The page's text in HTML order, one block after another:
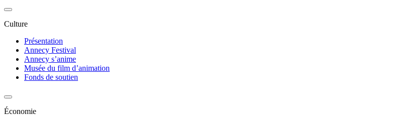
Culture
Présentation
Annecy Festival
Annecy s’anime
Musée du film d’animation
Fonds de soutien
Économie